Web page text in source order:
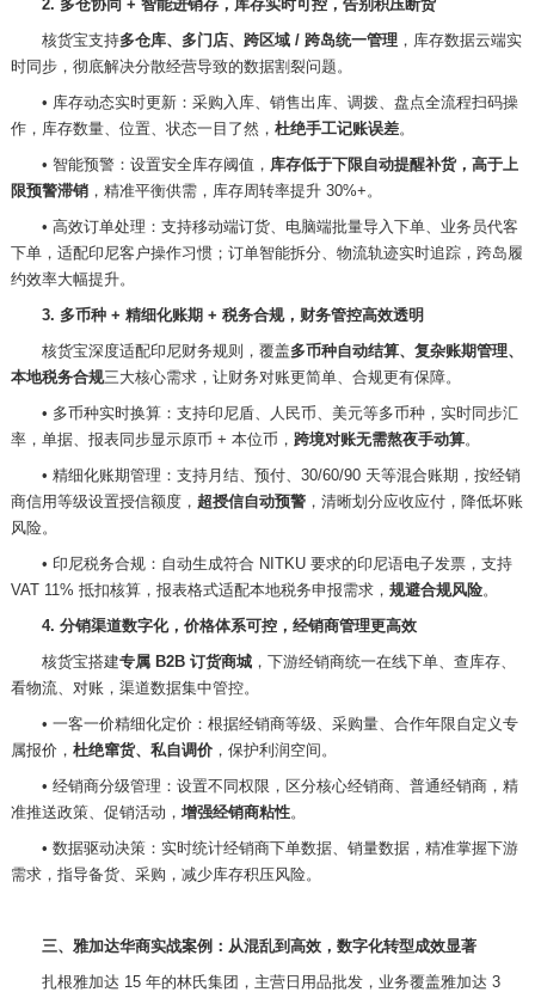
2. 多仓协同 + 智能进销存，库存实时可控，告别积压断货
核货宝支持多仓库、多门店、跨区域 / 跨岛统一管理，库存数据云端实
时同步，彻底解决分散经营导致的数据割裂问题。
• 库存动态实时更新：采购入库、销售出库、调拨、盘点全流程扫码操
作，库存数量、位置、状态一目了然， 杜绝手工记账误差。
• 智能预警：设置安全库存阈值， 库存低于下限自动提醒补货，高于上
限预警滞销，精准平衡供需，库存周转率提升 30%+。
• 高效订单处理：支持移动端订货、电脑端批量导入下单、业务员代客
下单，适配印尼客户操作习惯；订单智能拆分、物流轨迹实时追踪，跨岛履
约效率大幅提升。
3. 多币种 + 精细化账期 + 税务合规，财务管控高效透明
核货宝深度适配印尼财务规则，覆盖多币种自动结算、复杂账期管理、
本地税务合规三大核心需求，让财务对账更简单、合规更有保障。
• 多币种实时换算：支持印尼盾、人民币、美元等多币种，实时同步汇
率，单据、报表同步显示原币 + 本位币， 跨境对账无需熬夜手动算。
• 精细化账期管理：支持月结、预付、 30/60/90 天等混合账期，按经销
商信用等级设置授信额度， 超授信自动预警，清晰划分应收应付，降低坏账
风险。
• 印尼税务合规：自动生成符合 NITKU 要求的印尼语电子发票，支持
VAT 11% 抵扣核算，报表格式适配本地税务申报需求， 规避合规风险。
4. 分销渠道数字化，价格体系可控，经销商管理更高效
核货宝搭建专属 B2B 订货商城，下游经销商统一在线下单、查库存、
看物流、对账，渠道数据集中管控。
• 一客一价精细化定价：根据经销商等级、采购量、合作年限自定义专
属报价， 杜绝窜货、私自调价，保护利润空间。
• 经销商分级管理：设置不同权限，区分核心经销商、普通经销商，精
准推送政策、促销活动， 增强经销商粘性。
• 数据驱动决策：实时统计经销商下单数据、销量数据，精准掌握下游
需求，指导备货、采购，减少库存积压风险。
三、雅加达华商实战案例：从混乱到高效，数字化转型成效显著
扎根雅加达 15 年的林氏集团，主营日用品批发，业务覆盖雅加达 3